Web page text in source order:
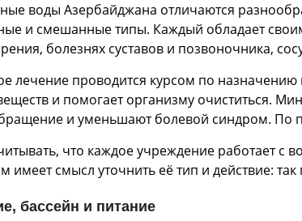
воды Азербайджана отличаются
и смешанные типы. Каждый обладает
болезнях суставов и позвоночника,
лечение проводится курсом по
и помогает организму очиститься.
и уменьшают болевой синдром. По
что каждое учреждение работает
имеет смысл уточнить её тип и действие:
бассейн и питание